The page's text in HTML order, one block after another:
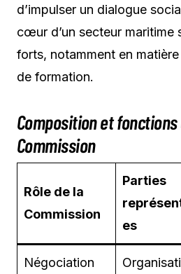
d’impulser un dialogue
cœur d’un secteur maritime
forts, notamment en
de formation.
Composition et fonctions
Commission
Rôle de la
Commission
Parties
es
Négociation